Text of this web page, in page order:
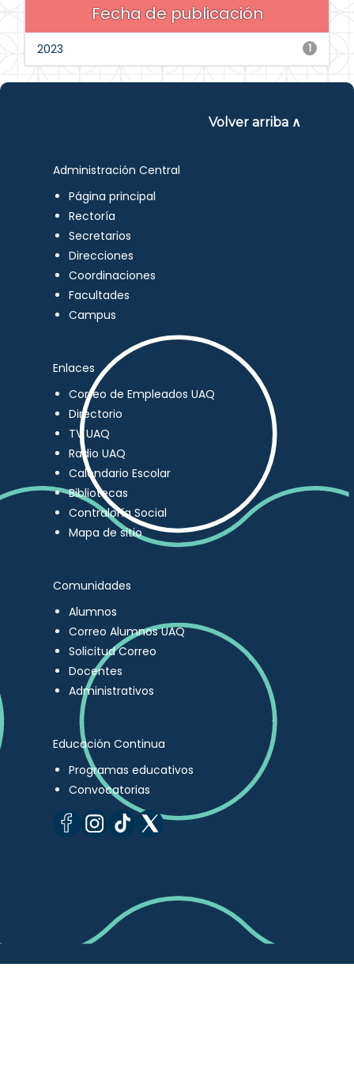
Fecha de publicación
1
2023
Volver arriba ∧
Administración Central
Página principal
Rectoría
Secretarios
Direcciones
Coordinaciones
Facultades
Campus
Enlaces
Correo de Empleados UAQ
Directorio
TV UAQ
Radio UAQ
Calendario Escolar
Bibliotecas
Contraloría Social
Mapa de sitio
Comunidades
Alumnos
Correo Alumnos UAQ
Solicitud Correo
Docentes
Administrativos
Educación Continua
Programas educativos
Convocatorias